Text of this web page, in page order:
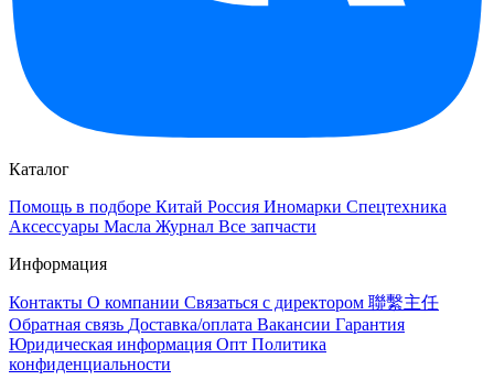
Каталог
Помощь в подборе Китай Россия Иномарки Спецтехника
Аксессуары Масла Журнал Все запчасти
Информация
Контакты О компании Связаться с директором 聯繫主任
Обратная связь Доставка/оплата Вакансии Гарантия
Юридическая информация Опт Политика
конфиденциальности